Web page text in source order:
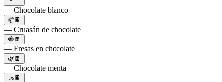
— Chocolate blanco
🥐🍫
— Cruasán de chocolate
🍓🍫
— Fresas en chocolate
🌿🍫
— Chocolate menta
🧢🍫